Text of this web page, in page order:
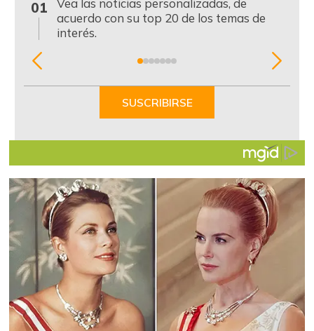
01
Vea las noticias personalizadas, de
acuerdo con su top 20 de los temas de
interés.
Item
SUSCRIBIRSE